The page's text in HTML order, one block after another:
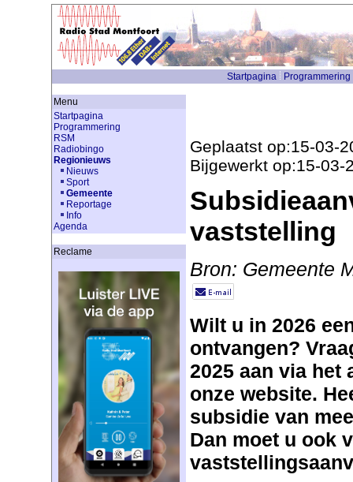
Startpagina Programmering
Menu
Startpagina
Programmering
RSM
Radiobingo
Regionieuws
Nieuws
Sport
Gemeente
Reportage
Info
Agenda
Reclame
Geplaatst op:15-03-
Bijgewerkt op:15-03-
vaststelling
Bron: Gemeente
Wilt u in 2026
ontvangen?
2025 aan via het
onze website.
subsidie van
Dan moet u ook